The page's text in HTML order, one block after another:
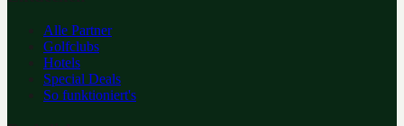
Alle Partner
Golfclubs
Hotels
Special Deals
So funktioniert's